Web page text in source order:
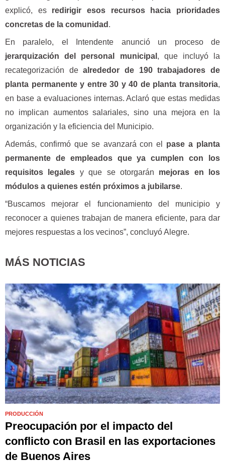
explicó, es redirigir esos recursos hacia prioridades
concretas de la comunidad .
En paralelo, el Intendente anunció un proceso de
jerarquización del personal municipal , que incluyó la
recategorización dealrededor de 190 trabajadores de
planta permanente y entre 30 y 40 de planta transitoria,
en base a evaluaciones internas. Aclaró que estas medidas
no implican aumentos salariales, sino una mejora en la
organización y la eficiencia del Municipio.
Además, confirmó que se avanzará con el pase a planta
permanente de empleados que ya cumplen con los
requisitos legales y que se otorgarán mejoras en los
módulos a quienes estén próximos a jubilarse.
“Buscamos mejorar el funcionamiento del municipio y
reconocer a quienes trabajan de manera eficiente, para dar
mejores respuestas a los vecinos”, concluyó Alegre.
MÁS NOTICIAS
PRODUCCIÓN
Preocupación por el impacto del
conflicto con Brasil en las exportaciones
de Buenos Aires